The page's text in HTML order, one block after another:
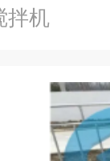
拌机